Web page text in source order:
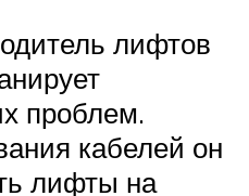
лифтов
проблем.
кабелей он
лифты на